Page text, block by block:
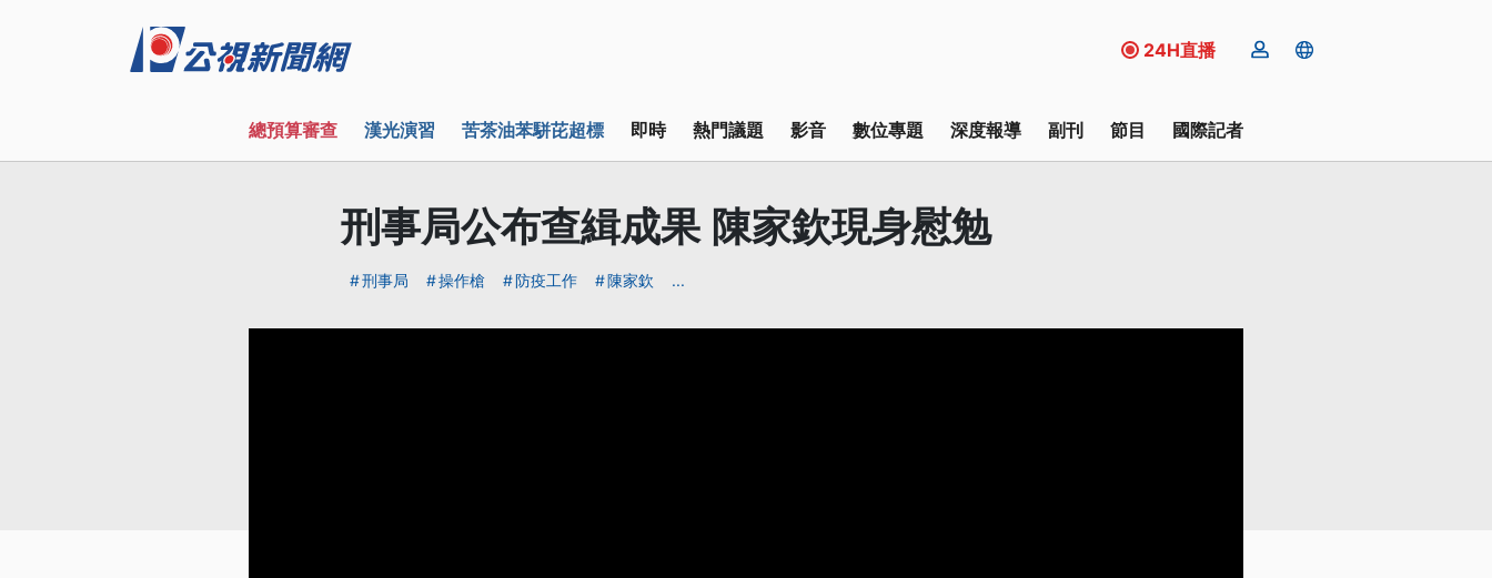
24H直播
總預算審查 漢光演習 苦茶油苯駢芘超標 即時 熱門議題 影音 數位專題 深度報導 副刊 節目 國際記者
刑事局公布查緝成果 陳家欽現身慰勉
刑事局 操作槍 防疫工作 陳家欽 ...